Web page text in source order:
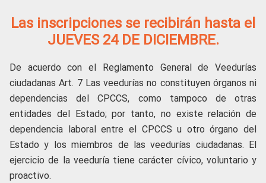
Las inscripciones se recibirán hasta el
JUEVES 24 DE DICIEMBRE.
De acuerdo con el Reglamento General de Veedurías
ciudadanas Art. 7 Las veedurías no constituyen órganos ni
dependencias del CPCCS, como tampoco de otras
entidades del Estado; por tanto, no existe relación de
dependencia laboral entre el CPCCS u otro órgano del
Estado y los miembros de las veedurías ciudadanas. El
ejercicio de la veeduría tiene carácter cívico, voluntario y
proactivo.